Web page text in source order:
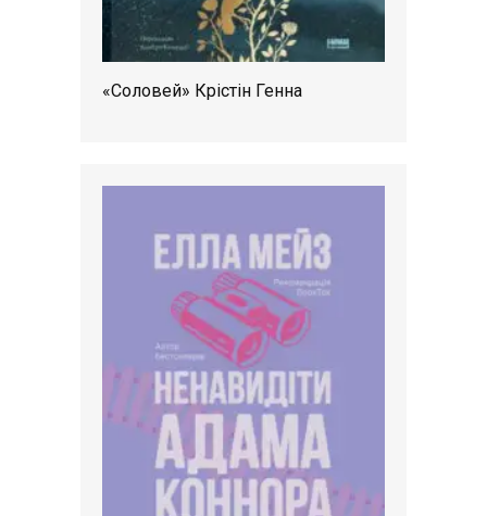
«Соловей» Крістін Генна